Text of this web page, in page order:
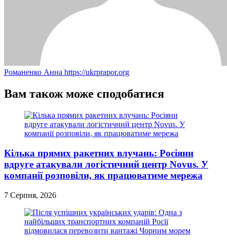
Романенко Анна https://ukrprapor.org
Вам також може сподобатися
Кілька прямих ракетних влучань: Росіяни
вдруге атакували логістичний центр Novus. У
компанії розповіли, як працюватиме мережа
7 Серпня, 2026